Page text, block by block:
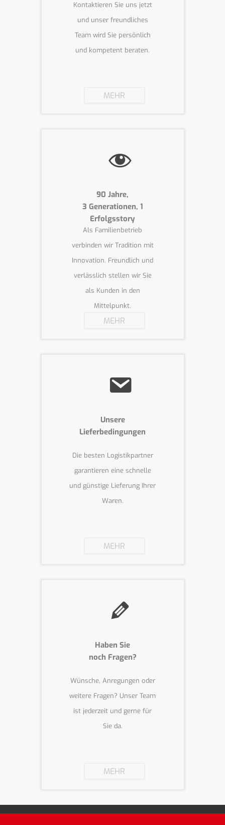
Kontaktieren Sie uns jetzt
und unser freundliches
Team wird Sie persönlich
und kompetent beraten.
90 Jahre,
3 Generationen, 1
Erfolgsstory
Als Familienbetrieb
verbinden wir Tradition mit
Innovation. Freundlich und
verlässlich stellen wir Sie
als Kunden in den
Mittelpunkt.
Unsere
Lieferbedingungen
Die besten Logistikpartner
garantieren eine schnelle
und günstige Lieferung Ihrer
Waren.
Haben Sie
noch Fragen?
Wünsche, Anregungen oder
weitere Fragen? Unser Team
ist jederzeit und gerne für
Sie da.